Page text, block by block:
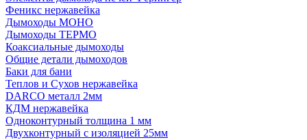
Феникс нержавейка
Дымоходы МОНО
Дымоходы ТЕРМО
Коаксиальные дымоходы
Общие детали дымоходов
Баки для бани
Теплов и Сухов нержавейка
DARCO металл 2мм
КДМ нержавейка
Одноконтурный толщина 1 мм
Двухконтурный с изоляцией 25мм